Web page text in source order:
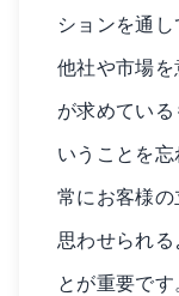
ションを通し
他社や市場
が求めてい
いうことを忘
常にお客様
思わせられ
とが重要です